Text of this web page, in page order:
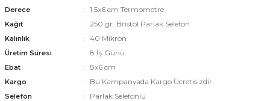
Derece 1,5x6 cm Termometre
Kağıt 250 gr. Bristol Parlak Selefon
Kalınlık 40 Mikron
Üretim Süresi 8 İş Günü
Ebat 8x6 cm
Kargo Bu Kampanyada Kargo Ücretisizdir.
Selefon Parlak Selefonlu